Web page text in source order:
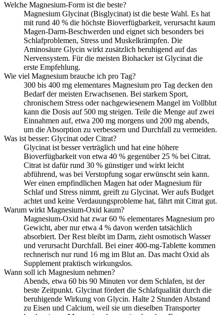
Welche Magnesium-Form ist die beste?
Magnesium Glycinat (Bisglycinat) ist die beste Wahl. Es hat
mit rund 40 % die höchste Bioverfügbarkeit, verursacht kaum
Magen-Darm-Beschwerden und eignet sich besonders bei
Schlafproblemen, Stress und Muskelkrämpfen. Die
Aminosäure Glycin wirkt zusätzlich beruhigend auf das
Nervensystem. Für die meisten Biohacker ist Glycinat die
erste Empfehlung.
Wie viel Magnesium brauche ich pro Tag?
300 bis 400 mg elementares Magnesium pro Tag decken den
Bedarf der meisten Erwachsenen. Bei starkem Sport,
chronischem Stress oder nachgewiesenem Mangel im Vollblut
kann die Dosis auf 500 mg steigen. Teile die Menge auf zwei
Einnahmen auf, etwa 200 mg morgens und 200 mg abends,
um die Absorption zu verbessern und Durchfall zu vermeiden.
Was ist besser: Glycinat oder Citrat?
Glycinat ist besser verträglich und hat eine höhere
Bioverfügbarkeit von etwa 40 % gegenüber 25 % bei Citrat.
Citrat ist dafür rund 30 % günstiger und wirkt leicht
abführend, was bei Verstopfung sogar erwünscht sein kann.
Wer einen empfindlichen Magen hat oder Magnesium für
Schlaf und Stress nimmt, greift zu Glycinat. Wer aufs Budget
achtet und keine Verdauungsprobleme hat, fährt mit Citrat gut.
Warum wirkt Magnesium-Oxid kaum?
Magnesium-Oxid hat zwar 60 % elementares Magnesium pro
Gewicht, aber nur etwa 4 % davon werden tatsächlich
absorbiert. Der Rest bleibt im Darm, zieht osmotisch Wasser
und verursacht Durchfall. Bei einer 400-mg-Tablette kommen
rechnerisch nur rund 16 mg im Blut an. Das macht Oxid als
Supplement praktisch wirkungslos.
Wann soll ich Magnesium nehmen?
Abends, etwa 60 bis 90 Minuten vor dem Schlafen, ist der
beste Zeitpunkt. Glycinat fördert die Schlafqualität durch die
beruhigende Wirkung von Glycin. Halte 2 Stunden Abstand
zu Eisen und Calcium, weil sie um dieselben Transporter